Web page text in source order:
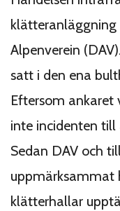
klätteranläggning
Alpenverein
satt i den ena
Eftersom ankaret
inte incidenten till
Sedan DAV och
uppmärksammat
klätterhallar